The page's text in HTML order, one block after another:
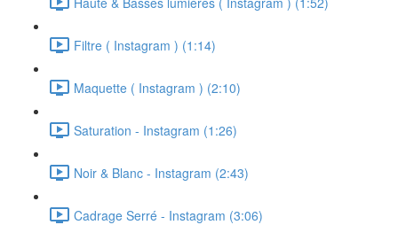
Filtre ( Instagram ) (1:14)
Maquette ( Instagram ) (2:10)
Saturation - Instagram (1:26)
Noir & Blanc - Instagram (2:43)
Cadrage Serré - Instagram (3:06)